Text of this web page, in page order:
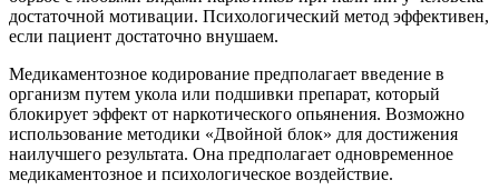
достаточной мотивации. Психологический метод эффективен,
если пациент достаточно внушаем.
Медикаментозное кодирование предполагает введение в
организм путем укола или подшивки препарат, который
блокирует эффект от наркотического опьянения. Возможно
использование методики «Двойной блок» для достижения
наилучшего результата. Она предполагает одновременное
медикаментозное и психологическое воздействие.